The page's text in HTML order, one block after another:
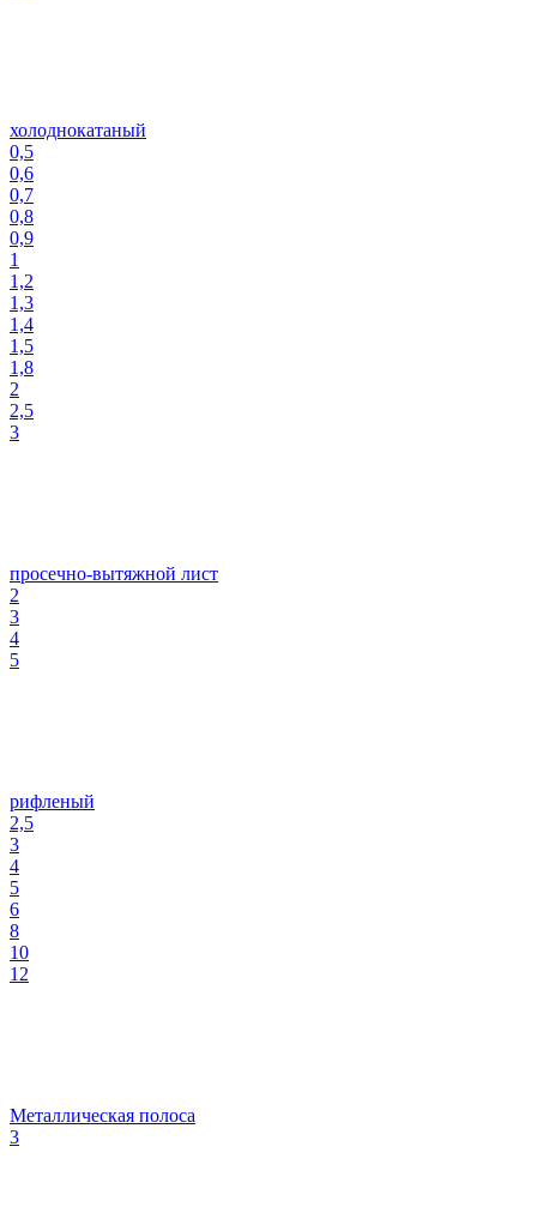
холоднокатаный
0,5
0,6
0,7
0,8
0,9
1
1,2
1,3
1,4
1,5
1,8
2
2,5
3
просечно-вытяжной лист
2
3
4
5
рифленый
2,5
3
4
5
6
8
10
12
Металлическая полоса
3